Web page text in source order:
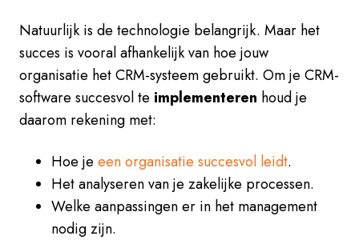
Natuurlijk is de technologie belangrijk. Maar het
succes is vooral afhankelijk van hoe jouw
organisatie het CRM-systeem gebruikt. Om je CRM-
software succesvol te implementeren houd je
daarom rekening met:
Hoe je een organisatie succesvol leidt.
Het analyseren van je zakelijke processen.
Welke aanpassingen er in het management
nodig zijn.